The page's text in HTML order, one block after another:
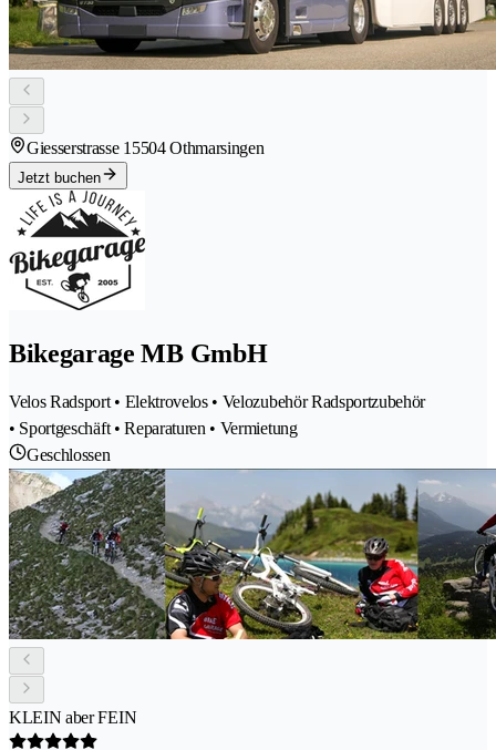
Giesserstrasse 1 5504 Othmarsingen
Jetzt buchen
Bikegarage MB GmbH
Velos Radsport • Elektrovelos • Velozubehör Radsportzubehör
• Sportgeschäft • Reparaturen • Vermietung
Geschlossen
KLEIN aber FEIN